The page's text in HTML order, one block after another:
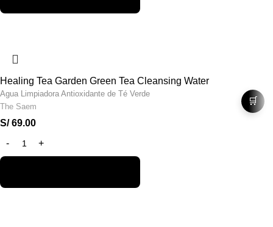
Healing Tea Garden Green Tea Cleansing Water
Agua Limpiadora Antioxidante de Té Verde
The Saem
S/69.00
🛒